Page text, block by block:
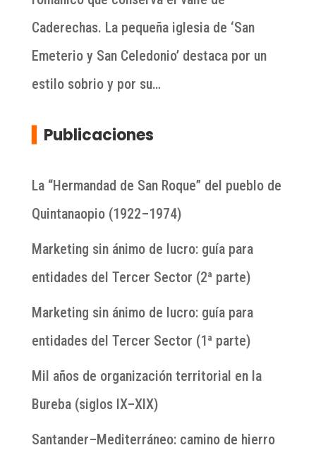
Caderechas. La pequeña iglesia de ‘San
Emeterio y San Celedonio’ destaca por un
estilo sobrio y por su…
Publicaciones
La “Hermandad de San Roque” del pueblo de
Quintanaopio (1922–1974)
Marketing sin ánimo de lucro: guía para
entidades del Tercer Sector (2ª parte)
Marketing sin ánimo de lucro: guía para
entidades del Tercer Sector (1ª parte)
Mil años de organización territorial en la
Bureba (siglos IX–XIX)
Santander–Mediterráneo: camino de hierro